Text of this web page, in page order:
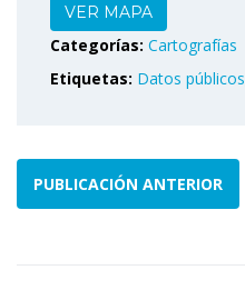
VER MAPA
Categorías: Cartografías
Etiquetas: Datos públicos
PUBLICACIÓN ANTERIOR